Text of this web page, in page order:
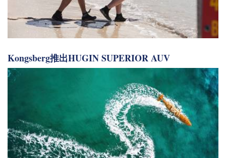
Kongsberg推出HUGIN SUPERIOR AUV